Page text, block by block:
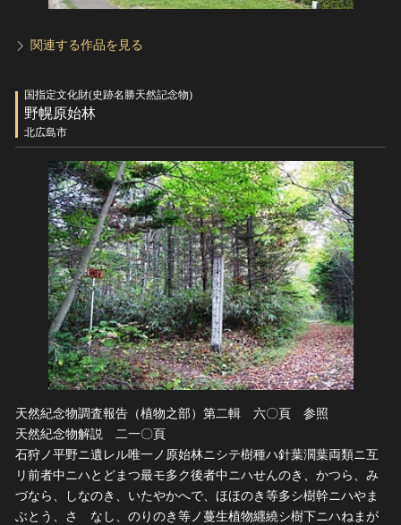
関連する作品を見る
国指定文化財(史跡名勝天然記念物)
野幌原始林
北広島市
天然紀念物調査報告（植物之部）第二輯 六〇頁 参照
天然紀念物解説 二一〇頁
石狩ノ平野ニ遺レル唯一ノ原始林ニシテ樹種ハ針葉濶葉両類ニ互
リ前者中ニハとどまつ最モ多ク後者中ニハせんのき、かつら、み
づなら、しなのき、いたやかへで、ほほのき等多シ樹幹ニハやま
ぶとう、さゝなし、のりのき等ノ蔓生植物纒繞シ樹下ニハねまが